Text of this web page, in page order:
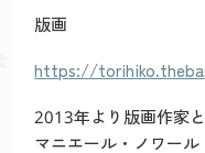
版画
https://
2013年より版画作家
マニエール・ノワー